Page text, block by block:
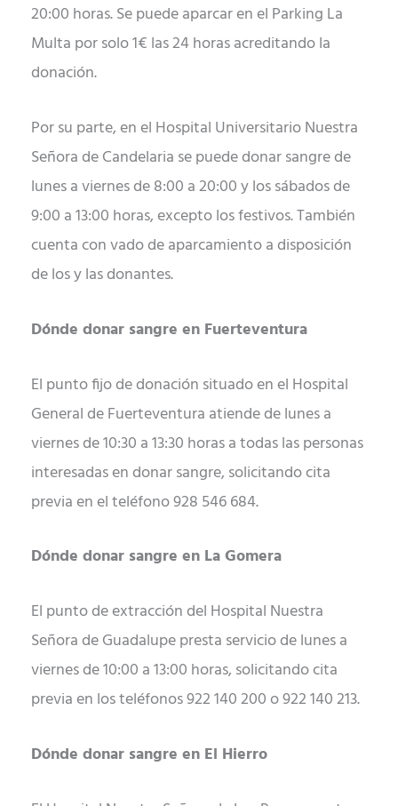
20:00 horas. Se puede aparcar en el Parking La
Multa por solo 1€ las 24 horas acreditando la
donación.
Por su parte, en el Hospital Universitario Nuestra
Señora de Candelaria se puede donar sangre de
lunes a viernes de 8:00 a 20:00 y los sábados de
9:00 a 13:00 horas, excepto los festivos. También
cuenta con vado de aparcamiento a disposición
de los y las donantes.
Dónde donar sangre en Fuerteventura
El punto fijo de donación situado en el Hospital
General de Fuerteventura atiende de lunes a
viernes de 10:30 a 13:30 horas a todas las personas
interesadas en donar sangre, solicitando cita
previa en el teléfono 928 546 684.
Dónde donar sangre en La Gomera
El punto de extracción del Hospital Nuestra
Señora de Guadalupe presta servicio de lunes a
viernes de 10:00 a 13:00 horas, solicitando cita
previa en los teléfonos 922 140 200 o 922 140 213.
Dónde donar sangre en El Hierro